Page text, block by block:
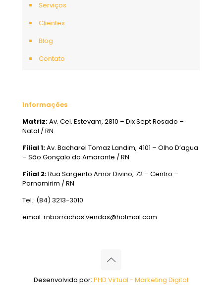
Serviços
Clientes
Blog
Contato
Informações
Matriz:Av. Cel. Estevam, 2810 – Dix Sept Rosado –
Natal / RN
Filial 1:Av. Bacharel Tomaz Landim, 4101 – Olho D’agua
– São Gonçalo do Amarante / RN
Filial 2:Rua Sargento Amor Divino, 72 – Centro –
Parnamirim / RN
Tel.: (84) 3213-3010
email: rnborrachas.vendas@hotmail.com
Desenvolvido por: PHD Virtual - Marketing Digital